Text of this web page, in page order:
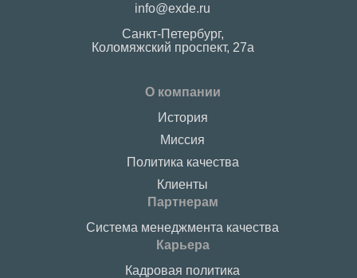
info@exde.ru
Санкт-Петербург,
Коломяжский проспект, 27a
О компании
История
Миссия
Политика качества
Клиенты
Партнерам
Система менеджмента качества
Карьера
Кадровая политика